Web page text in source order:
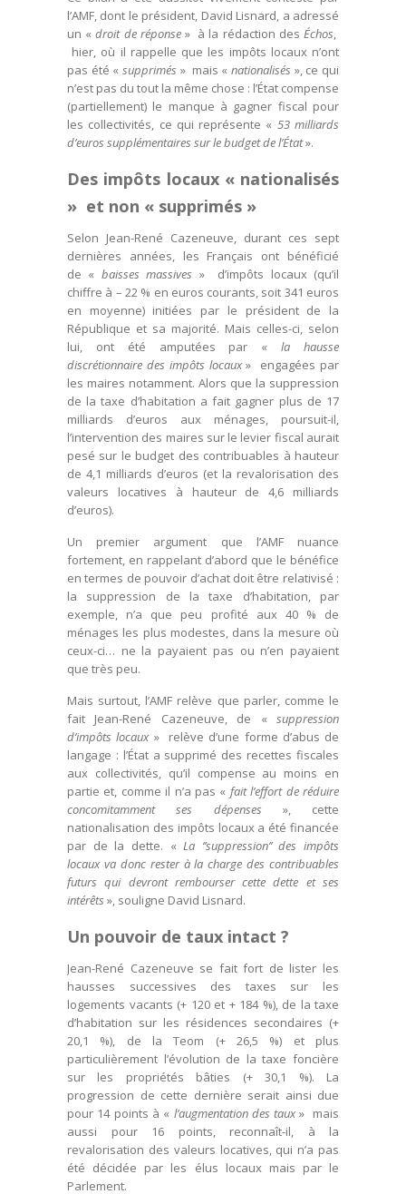
l’AMF, dont le président, David Lisnard, a adressé
un « droit de réponse» à la rédaction desÉchos,
hier, où il rappelle que les impôts locaux n’ont
pas été « supprimés » mais «nationalisés », ce qui
n’est pas du tout la même chose : l’État compense
(partiellement) le manque à gagner fiscal pour
les collectivités, ce qui représente « 53 milliards
d’euros supplémentaires sur le budget de l’État».
Des impôts locaux « nationalisés
» et non « supprimés »
Selon Jean-René Cazeneuve, durant ces sept
dernières années, les Français ont bénéficié
de « baisses massives » d’impôts locaux (qu’il
chiffre à – 22 % en euros courants, soit 341 euros
en moyenne) initiées par le président de la
République et sa majorité. Mais celles-ci, selon
lui, ont été amputées par «la hausse
discrétionnaire des impôts locaux» engagées par
les maires notamment. Alors que la suppression
de la taxe d’habitation a fait gagner plus de 17
milliards d’euros aux ménages, poursuit-il,
l’intervention des maires sur le levier fiscal aurait
pesé sur le budget des contribuables à hauteur
de 4,1 milliards d’euros (et la revalorisation des
valeurs locatives à hauteur de 4,6 milliards
d’euros).
Un premier argument que l’AMF nuance
fortement, en rappelant d’abord que le bénéfice
en termes de pouvoir d’achat doit être relativisé :
la suppression de la taxe d’habitation, par
exemple, n’a que peu profité aux 40 % de
ménages les plus modestes, dans la mesure où
ceux-ci… ne la payaient pas ou n’en payaient
que très peu.
Mais surtout, l’AMF relève que parler, comme le
fait Jean-René Cazeneuve, de « suppression
d’impôts locaux» relève d’une forme d’abus de
langage : l’État a supprimé des recettes fiscales
aux collectivités, qu’il compense au moins en
partie et, comme il n’a pas « fait l’effort de réduire
concomitamment ses dépenses », cette
nationalisation des impôts locaux a été financée
par de la dette. «La ‘’suppression’’ des impôts
locaux va donc rester à la charge des contribuables
futurs qui devront rembourser cette dette et ses
intérêts », souligne David Lisnard.
Un pouvoir de taux intact ?
Jean-René Cazeneuve se fait fort de lister les
hausses successives des taxes sur les
logements vacants (+ 120 et + 184 %), de la taxe
d’habitation sur les résidences secondaires (+
20,1 %), de la Teom (+ 26,5 %) et plus
particulièrement l’évolution de la taxe foncière
sur les propriétés bâties (+ 30,1 %). La
progression de cette dernière serait ainsi due
pour 14 points à « l’augmentation des taux» mais
aussi pour 16 points, reconnaît-il, à la
revalorisation des valeurs locatives, qui n’a pas
été décidée par les élus locaux mais par le
Parlement.